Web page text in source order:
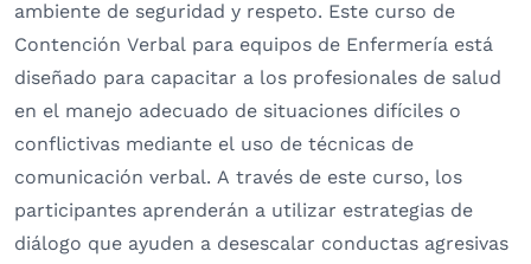
ambiente de seguridad y respeto. Este curso de
Contención Verbal para equipos de Enfermería está
diseñado para capacitar a los profesionales de salud
en el manejo adecuado de situaciones difíciles o
conflictivas mediante el uso de técnicas de
comunicación verbal. A través de este curso, los
participantes aprenderán a utilizar estrategias de
diálogo que ayuden a desescalar conductas agresivas